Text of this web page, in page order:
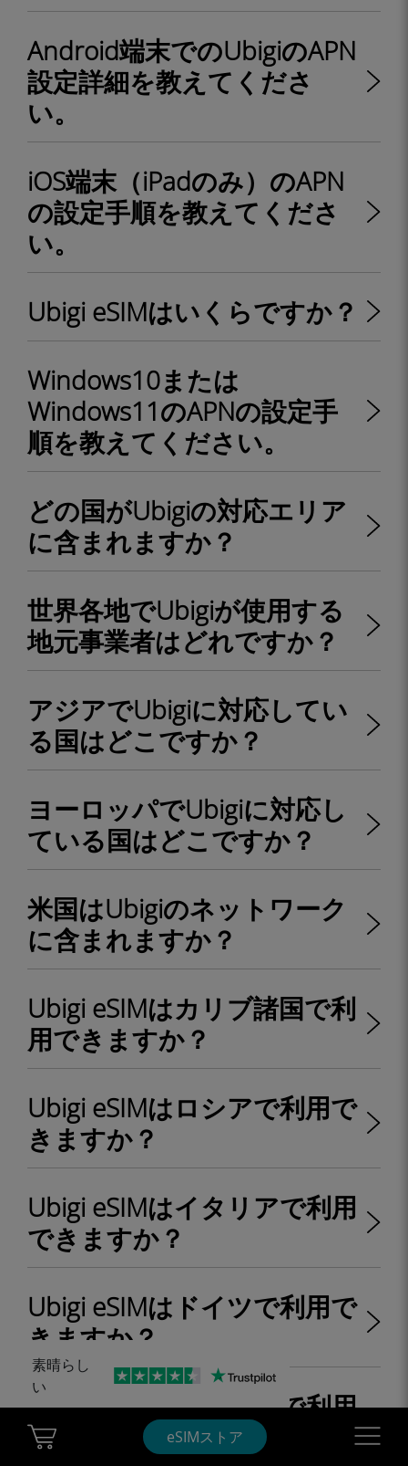
eSIMストア
Android端末でのUbigiのAPN
設定詳細を教えてくださ
い。
iOS端末（iPadのみ）のAPN
の設定手順を教えてくださ
い。
Ubigi eSIMはいくらですか？
Windows10または
Windows11のAPNの設定手
順を教えてください。
どの国がUbigiの対応エリア
に含まれますか？
世界各地でUbigiが使用する
地元事業者はどれですか？
アジアでUbigiに対応してい
る国はどこですか？
ヨーロッパでUbigiに対応し
ている国はどこですか？
米国はUbigiのネットワーク
に含まれますか？
Ubigi eSIMはカリブ諸国で利
用できますか？
Ubigi eSIMはロシアで利用で
きますか？
Ubigi eSIMはイタリアで利用
できますか？
Ubigi eSIMはドイツで利用で
きますか？
Ubigi eSIMはイギリスで利用
できますか？
素晴らし
い